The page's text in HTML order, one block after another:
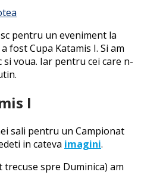
pentru un eveniment la
fost Cupa Katamis I. Si am
si voua. Iar pentru cei care n-
I
sali pentru un Campionat
in cateva imagini.
trecuse spre Duminica) am